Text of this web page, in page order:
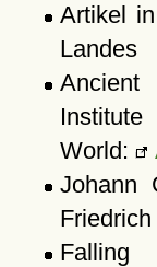
Artikel
Landes
Ancient
World:
Johann